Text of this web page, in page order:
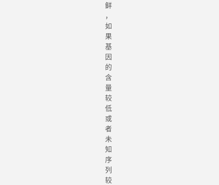
鲜
，
如
果
基
因
的
含
量
较
低
或
者
未
知
序
列
较